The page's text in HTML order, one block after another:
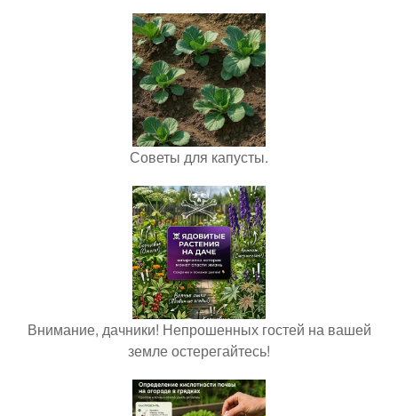
Советы для капусты.
Внимание, дачники! Непрошенных гостей на вашей
земле остерегайтесь!